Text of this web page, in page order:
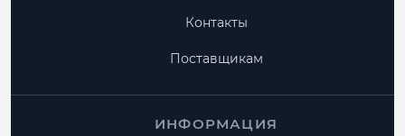
Контакты
Поставщикам
ИНФОРМАЦИЯ